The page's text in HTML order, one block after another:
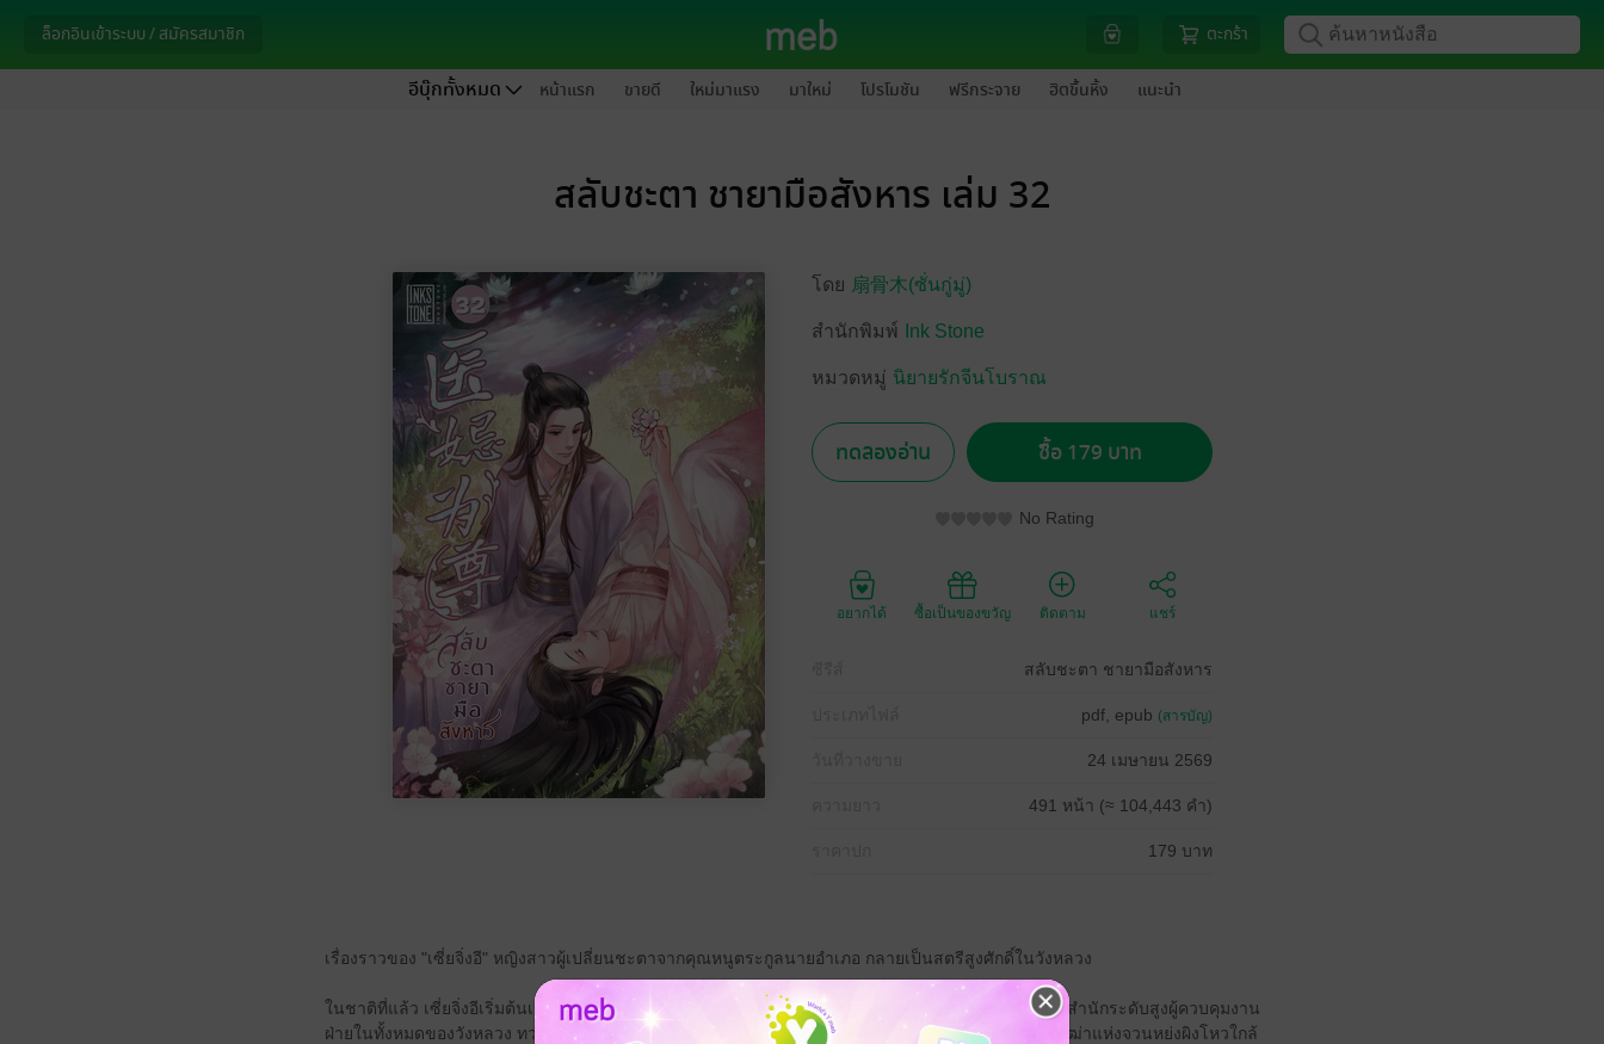
ล็อกอินเข้าระบบ / สมัครสมาชิก ตะกร้า
อีบุ๊กทั้งหมด หน้าแรก ขายดี ใหม่มาแรง มาใหม่ โปรโมชัน ฟรีกระจาย ฮิตขึ้นหิ้ง แนะนำ
สลับชะตา ชายามือสังหาร เล่ม 32
โดย 扇骨木(ซั่นกู่มู่)
สำนักพิมพ์ Ink Stone
หมวดหมู่ นิยายรักจีนโบราณ
ทดลองอ่าน ซื้อ 179 บาท
No Rating
อยากได้ ซื้อเป็นของขวัญ ติดตาม แชร์
สลับชะตา ชายามือสังหาร
pdf, epub (สารบัญ)
24 เมษายน 2569
491 หน้า (≈ 104,443 คำ)
179 บาท
เรื่องราวของ "เซี่ยจิ่งอี" หญิงสาวผู้เปลี่ยนชะตาจากคุณหนูตระกูลนายอำเภอ กลายเป็นสตรีสูงศักดิ์ในวังหลวง
ในชาติที่แล้ว เซี่ยจิ่งอีเริ่มต้นเป็นเพียงคนตัดเย็บเสื้อผ้าในวัง ก่อนจะไต่เต้าจนกลายเป็น "ซือกงลิ่ง" ข้าราชสำนักระดับสูงผู้ควบคุมงาน
ฝ่ายในทั้งหมดของวังหลวง ทว่า โศกนาฏกรรมของตระกูลเซี่ยเริ่มขึ้นในช่วงเทศกาลล่าปา เมื่อท่านโหวผู้เฒ่าแห่งจวนหย่งผิงโหวใกล้